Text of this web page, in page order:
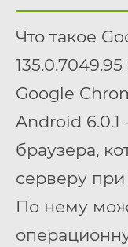
Что такое
Google
Android
браузера,
серверу
По нему